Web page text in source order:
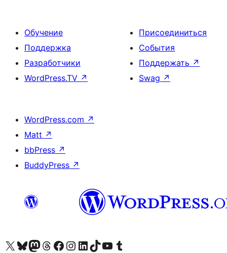
Обучение
Поддержка
Разработчики
WordPress.TV ↗
Присоединиться
События
Поддержать ↗
Swag ↗
WordPress.com ↗
Matt ↗
bbPress ↗
BuddyPress ↗
Посетите нас в X (ранее Twitter)
Посетите нашу учётную запись в Bluesky
Посетите нашу ленту в Mastodon
Посетите нашу учётную запись в Threads
Посетите нашу страницу на Facebook
Посетите наш Instagram
Посетите нашу страницу в LinkedIn
Посетите нашу учётную запись в TikTok
Посетите наш канал YouTube
Посетите нашу учётную запись в Tumblr